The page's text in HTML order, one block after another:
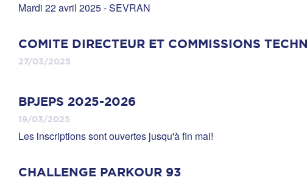
Mardi 22 avril 2025 - SEVRAN
COMITE DIRECTEUR ET COMMISSIONS
27/03/2025
BPJEPS 2025-2026
19/03/2025
Les inscriptions sont ouvertes jusqu'à fin mai!
CHALLENGE PARKOUR 93